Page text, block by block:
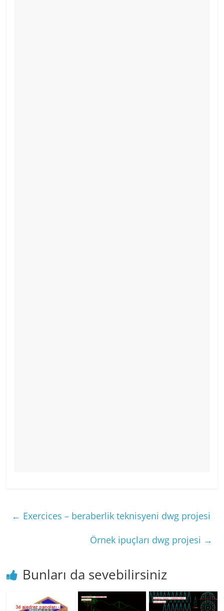
← Exercices – beraberlik teknisyeni dwg projesi
Örnek ipuçları dwg projesi →
Bunları da sevebilirsiniz